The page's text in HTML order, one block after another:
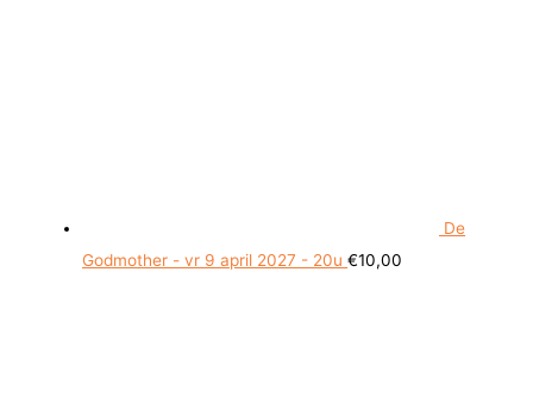
De
Godmother - vr 9 april 2027 - 20u €10,00